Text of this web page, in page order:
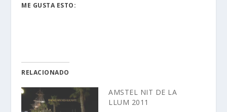
ME GUSTA ESTO:
RELACIONADO
AMSTEL NIT DE LA
LLUM 2011